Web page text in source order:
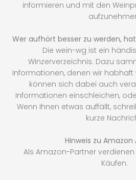
informieren und mit den
Wer aufhört besser zu werden,
Die wein-wg ist ein
Winzerverzeichnis. Dazu
Informationen, denen wir habhaft
können sich dabei auch
Informationen einschleichen,
Wenn Ihnen etwas auffällt,
kurze
Hinweis zu Amazon
Als Amazon-Partner
Käufen.